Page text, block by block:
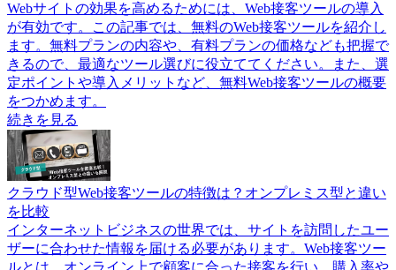
Webサイトの効果を高めるためには、Web接客ツールの導入
が有効です。この記事では、無料のWeb接客ツールを紹介し
ます。無料プランの内容や、有料プランの価格なども把握で
きるので、最適なツール選びに役立ててください。また、選
定ポイントや導入メリットなど、無料Web接客ツールの概要
をつかめます。
続きを見る
クラウド型Web接客ツールの特徴は？オンプレミス型と違い
を比較
インターネットビジネスの世界では、サイトを訪問したユー
ザーに合わせた情報を届ける必要があります。Web接客ツー